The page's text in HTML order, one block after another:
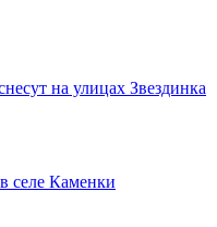
на улицах Звездинка
селе Каменки